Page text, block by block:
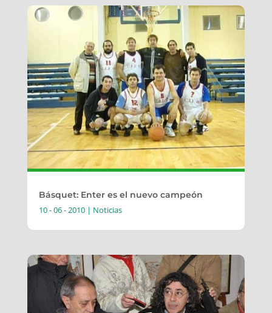
Básquet: Enter es el nuevo campeón
10 - 06 - 2010| Noticias